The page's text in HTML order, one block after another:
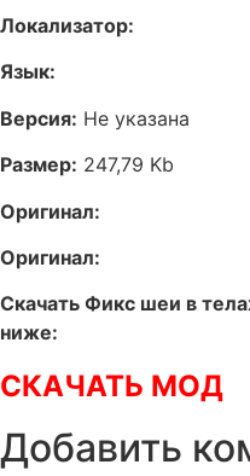
Локализатор:
Язык:
Версия: Не указана
Размер: 247,79 Kb
Оригинал:
Оригинал:
Скачать Фикс шеи в
ниже:
СКАЧАТЬ МОД
Добавить